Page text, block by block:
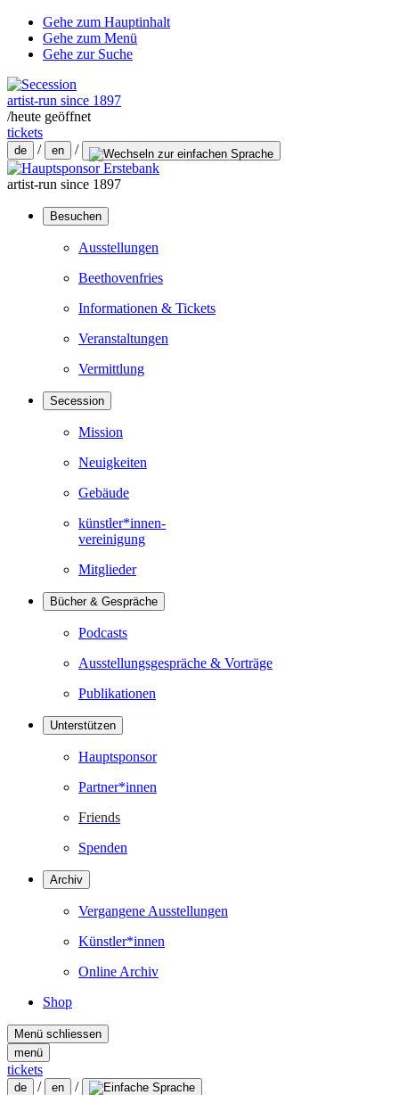
Gehe zum Hauptinhalt
Gehe zum Menü
Gehe zur Suche
artist-run since 1897
/heute geöffnet
tickets
de / en /
artist-run since 1897
Besuchen
Ausstellungen
Beethovenfries
Informationen & Tickets
Veranstaltungen
Vermittlung
Secession
Mission
Neuigkeiten
Gebäude
künstler*innen-
vereinigung
Mitglieder
Bücher & Gespräche
Podcasts
Ausstellungsgespräche & Vorträge
Publikationen
Unterstützen
Hauptsponsor
Partner*innen
Friends
Spenden
Archiv
Vergangene Ausstellungen
Künstler*innen
Online Archiv
Shop
Menü schliessen
menü
tickets
de / en /